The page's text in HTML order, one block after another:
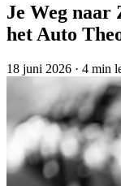
Je Weg naar
het Auto
18 juni 2026 · 4 min